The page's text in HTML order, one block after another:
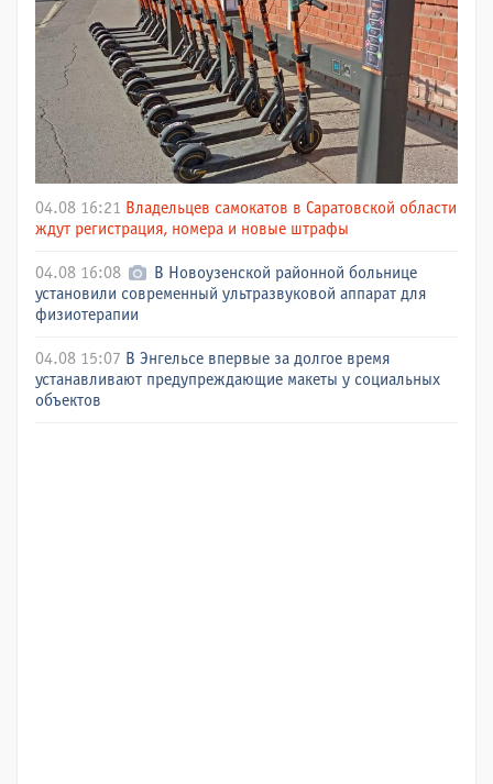
04.08 16:21 Владельцев самокатов в Саратовской области
ждут регистрация, номера и новые штрафы
04.08 16:08
В Новоузенской районной больнице
установили современный ультразвуковой аппарат для
физиотерапии
04.08 15:07 В Энгельсе впервые за долгое время
устанавливают предупреждающие макеты у социальных
объектов